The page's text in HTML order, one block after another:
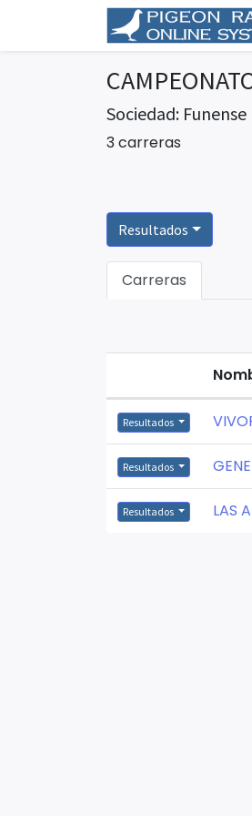
Sociedad: Funense
3 carreras
Resultados
Carreras
Resultados
Resultados
Resultados LAS